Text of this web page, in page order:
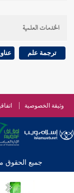
الخدمات العلمية
ترجمة علم
وثيقة الخصوصية
جميع الحقوق محفوظة © 2026 -